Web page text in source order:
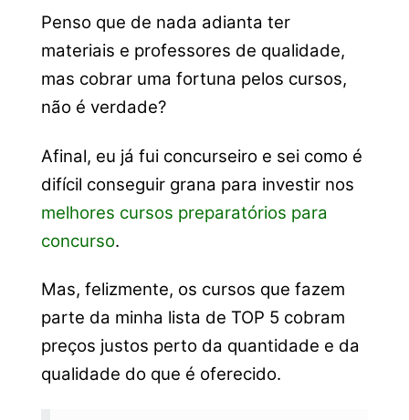
Penso que de nada adianta ter
materiais e professores de qualidade,
mas cobrar uma fortuna pelos cursos,
não é verdade?
Afinal, eu já fui concurseiro e sei como é
difícil conseguir grana para investir nos
melhores cursos preparatórios para
concurso.
Mas, felizmente, os cursos que fazem
parte da minha lista de TOP 5 cobram
preços justos perto da quantidade e da
qualidade do que é oferecido.